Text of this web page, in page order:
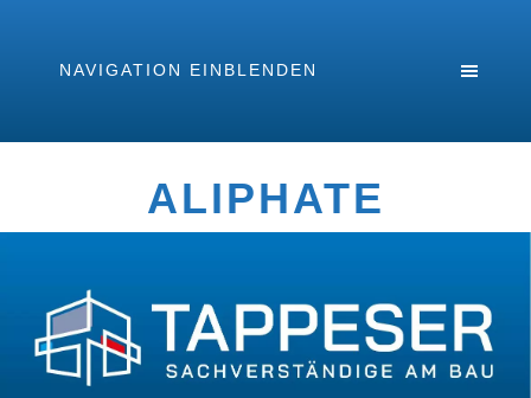
NAVIGATION EINBLENDEN
ALIPHATE